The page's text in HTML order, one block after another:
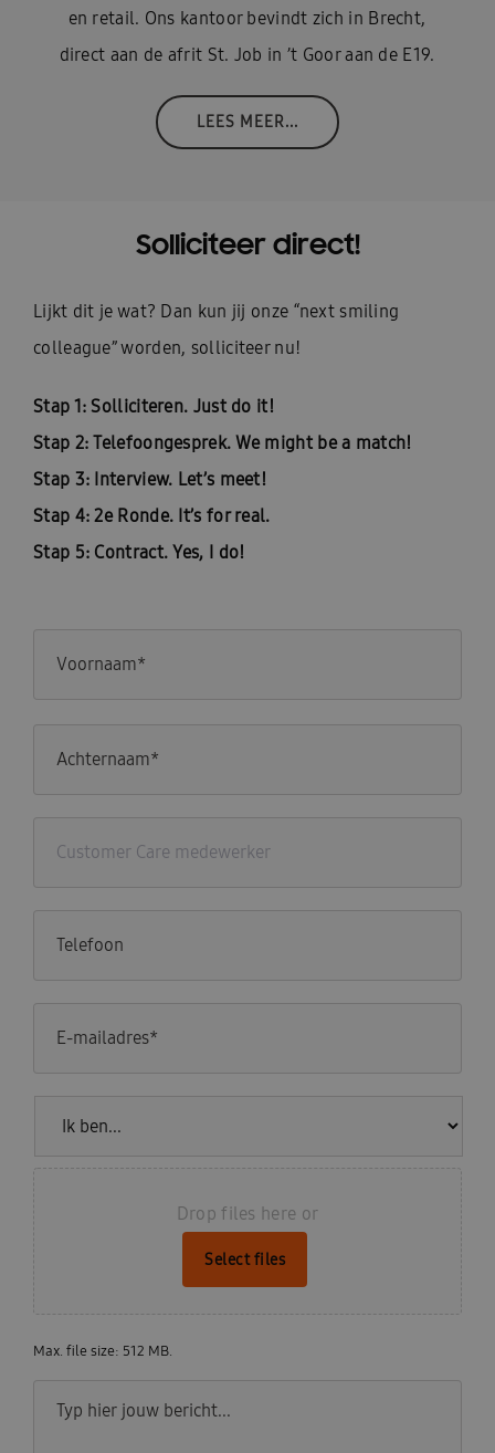
en retail. Ons kantoor bevindt zich in Brecht,
direct aan de afrit St. Job in ’t Goor aan de E19.
LEES MEER...
Solliciteer direct!
Lijkt dit je wat? Dan kun jij onze “next smiling
colleague” worden, solliciteer nu!
Stap 1: Solliciteren. Just do it!
Stap 2: Telefoongesprek. We might be a match!
Stap 3: Interview. Let’s meet!
Stap 4: 2e Ronde. It’s for real.
Stap 5: Contract. Yes, I do!
ben...
CV
Drop files here or
Select files
Max. file size: 512 MB.